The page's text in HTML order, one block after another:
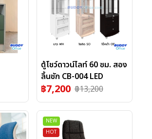
ตู้โชว์ดาวน์ไลท์ 60 ซม. สอง
ลิ้นชัก CB-004 LED
฿7,200 ฿13,200
NEW
HOT
SALE